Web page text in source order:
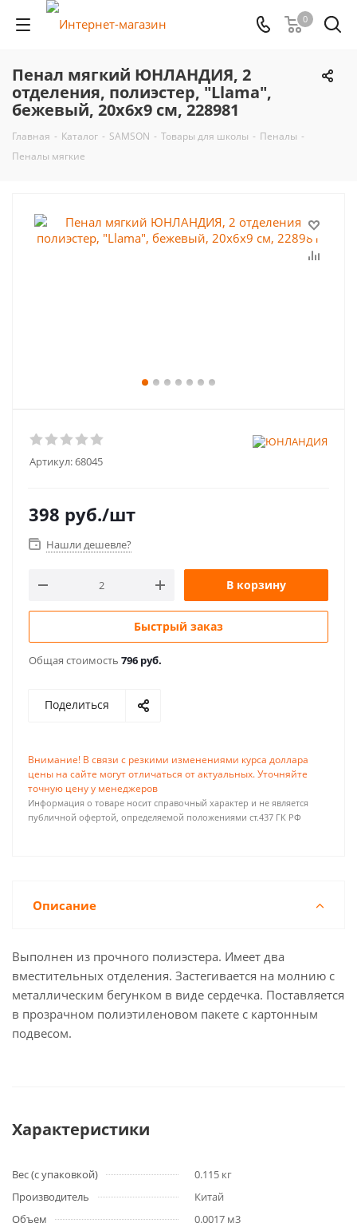
0
Пенал мягкий ЮНЛАНДИЯ, 2
отделения, полиэстер, "Llama",
бежевый, 20х6х9 см, 228981
Главная - Каталог - SAMSON - Товары для школы - Пеналы -
Пеналы мягкие
Артикул:68045
398 руб./шт
Нашли дешевле?
В корзину
Быстрый заказ
Общая стоимость 796 руб.
Поделиться
Внимание! В связи с резкими изменениями курса доллара
цены на сайте могут отличаться от актуальных. Уточняйте
точную цену у менеджеров
Информация о товаре носит справочный характер и не является
публичной офертой, определяемой положениями ст.437 ГК РФ
Описание
Выполнен из прочного полиэстера. Имеет два
вместительных отделения. Застегивается на молнию с
металлическим бегунком в виде сердечка. Поставляется
в прозрачном полиэтиленовом пакете с картонным
подвесом.
Характеристики
Вес (с упаковкой)
0.115 кг
Производитель
Китай
Объем
0.0017 м3